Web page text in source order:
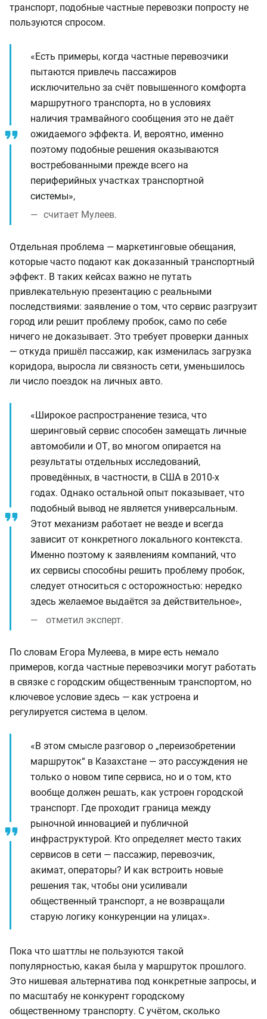
транспорт, подобные частные перевозки попросту не
пользуются спросом.
«Есть примеры, когда частные перевозчики
пытаются привлечь пассажиров
исключительно за счёт повышенного комфорта
маршрутного транспорта, но в условиях
наличия трамвайного сообщения это не даёт
ожидаемого эффекта. И, вероятно, именно
поэтому подобные решения оказываются
востребованными прежде всего на
периферийных участках транспортной
системы»,
считает Мулеев.
Отдельная проблема — маркетинговые обещания,
которые часто подают как доказанный транспортный
эффект. В таких кейсах важно не путать
привлекательную презентацию с реальными
последствиями: заявление о том, что сервис разгрузит
город или решит проблему пробок, само по себе
ничего не доказывает. Это требует проверки данных
— откуда пришёл пассажир, как изменилась загрузка
коридора, выросла ли связность сети, уменьшилось
ли число поездок на личных авто.
«Широкое распространение тезиса, что
шеринговый сервис способен замещать личные
автомобили и ОТ, во многом опирается на
результаты отдельных исследований,
проведённых, в частности, в США в 2010-х
годах. Однако остальной опыт показывает, что
подобный вывод не является универсальным.
Этот механизм работает не везде и всегда
зависит от конкретного локального контекста.
Именно поэтому к заявлениям компаний, что
их сервисы способны решить проблему пробок,
следует относиться с осторожностью: нередко
здесь желаемое выдаётся за действительное»,
отметил эксперт.
По словам Егора Мулеева, в мире есть немало
примеров, когда частные перевозчики могут работать
в связке с городским общественным транспортом, но
ключевое условие здесь — как устроена и
регулируется система в целом.
«В этом смысле разговор о „переизобретении
маршруток“ в Казахстане — это рассуждения не
только о новом типе сервиса, но и о том, кто
вообще должен решать, как устроен городской
транспорт. Где проходит граница между
рыночной инновацией и публичной
инфраструктурой. Кто определяет место таких
сервисов в сети — пассажир, перевозчик,
акимат, операторы? И как встроить новые
решения так, чтобы они усиливали
общественный транспорт, а не возвращали
старую логику конкуренции на улицах».
Пока что шаттлы не пользуются такой
популярностью, какая была у маршруток прошлого.
Это нишевая альтернатива под конкретные запросы, и
по масштабу не конкурент городскому
общественному транспорту. С учётом, сколько